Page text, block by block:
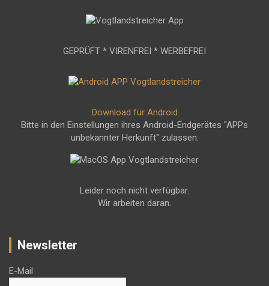
GEPRÜFT * VIRENFREI * WERBEFREI
Download für Android
Bitte in den Einstellungen ihres Android-Endgerätes "APPs
unbekannter Herkunft" zulassen.
Leider noch nicht verfügbar.
Wir arbeiten daran.
Newsletter
E-Mail